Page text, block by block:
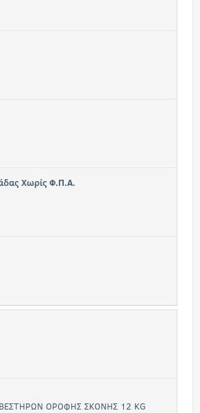
Χωρίς Φ.Π.Α.
ΟΡΟΦΗΣ ΣΚΟΝΗΣ 12 KG